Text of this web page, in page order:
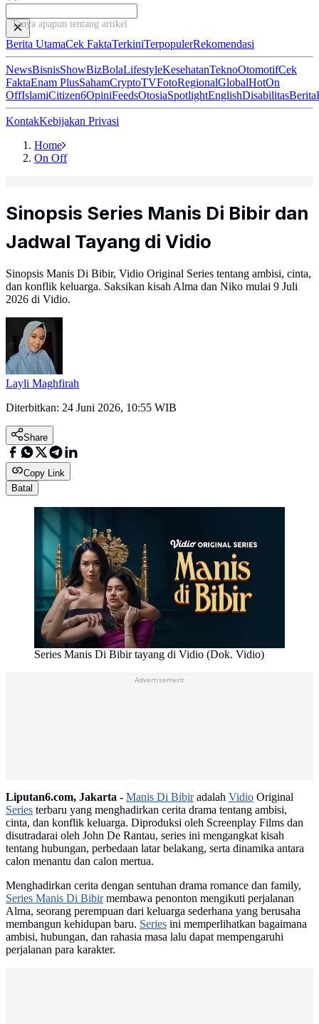
Tanya apapun tentang artikel ini...
Berita UtamaCek FaktaTerkiniTerpopulerRekomendasi
NewsBisnisShowBizBolaLifestyleKesehatanTeknoOtomotifCek
FaktaEnam PlusSahamCryptoTVFotoRegionalGlobalHotOn
OffIslamiCitizen6OpiniFeedsOtosiaSpotlightEnglishDisabilitasBerita
KontakKebijakan Privasi
Home
On Off
Sinopsis Series Manis Di Bibir dan
Jadwal Tayang di Vidio
Sinopsis Manis Di Bibir, Vidio Original Series tentang ambisi, cinta,
dan konflik keluarga. Saksikan kisah Alma dan Niko mulai 9 Juli
2026 di Vidio.
Layli Maghfirah
Diterbitkan: 24 Juni 2026, 10:55 WIB
Share
Copy Link
Batal
Series Manis Di Bibir tayang di Vidio (Dok. Vidio)
Advertisement
Liputan6.com, Jakarta - Manis Di Bibiradalah Vidio Original
Series terbaru yang menghadirkan cerita drama tentang ambisi,
cinta, dan konflik keluarga. Diproduksi oleh Screenplay Films dan
disutradarai oleh John De Rantau, series ini mengangkat kisah
tentang hubungan, perbedaan latar belakang, serta dinamika antara
calon menantu dan calon mertua.
Menghadirkan cerita dengan sentuhan drama romance dan family,
Series Manis Di Bibirmembawa penonton mengikuti perjalanan
Alma, seorang perempuan dari keluarga sederhana yang berusaha
membangun kehidupan baru. Series ini memperlihatkan bagaimana
ambisi, hubungan, dan rahasia masa lalu dapat mempengaruhi
perjalanan para karakter.